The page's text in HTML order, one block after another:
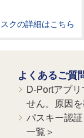
クの詳細はこちら
よくあるご質
D-Portアプ
せん。原因
パスキー認
一覧＞